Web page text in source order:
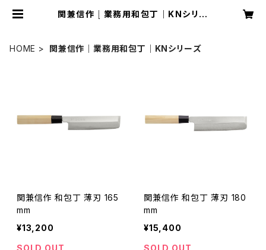
関兼信作｜業務用和包丁｜KNシリー
HOME 関兼信作｜業務用和包丁｜KNシリーズ​
関兼信作 和包丁 薄刃 165
mm
¥13,200
SOLD OUT
関兼信作 和包丁 薄刃 180
mm
¥15,400
SOLD OUT